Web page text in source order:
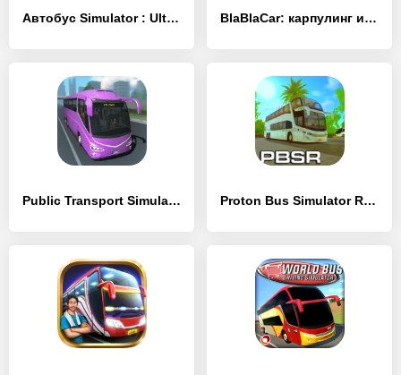
Автобус Simulator : Ultimate BlaBlaCar: карпулинг и автобус
Public Transport Simulator - Coach Proton Bus Simulator Road